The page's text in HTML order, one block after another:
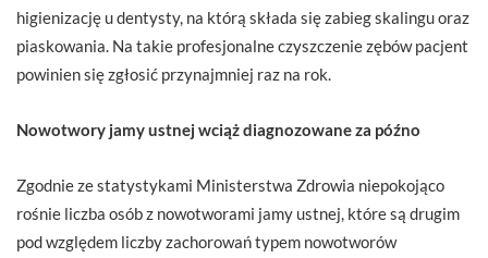
higienizację u dentysty, na którą składa się zabieg skalingu oraz
piaskowania. Na takie profesjonalne czyszczenie zębów pacjent
powinien się zgłosić przynajmniej raz na rok.
Nowotwory jamy ustnej wciąż diagnozowane za późno
Zgodnie ze statystykami Ministerstwa Zdrowia niepokojąco
rośnie liczba osób z nowotworami jamy ustnej, które są drugim
pod względem liczby zachorowań typem nowotworów